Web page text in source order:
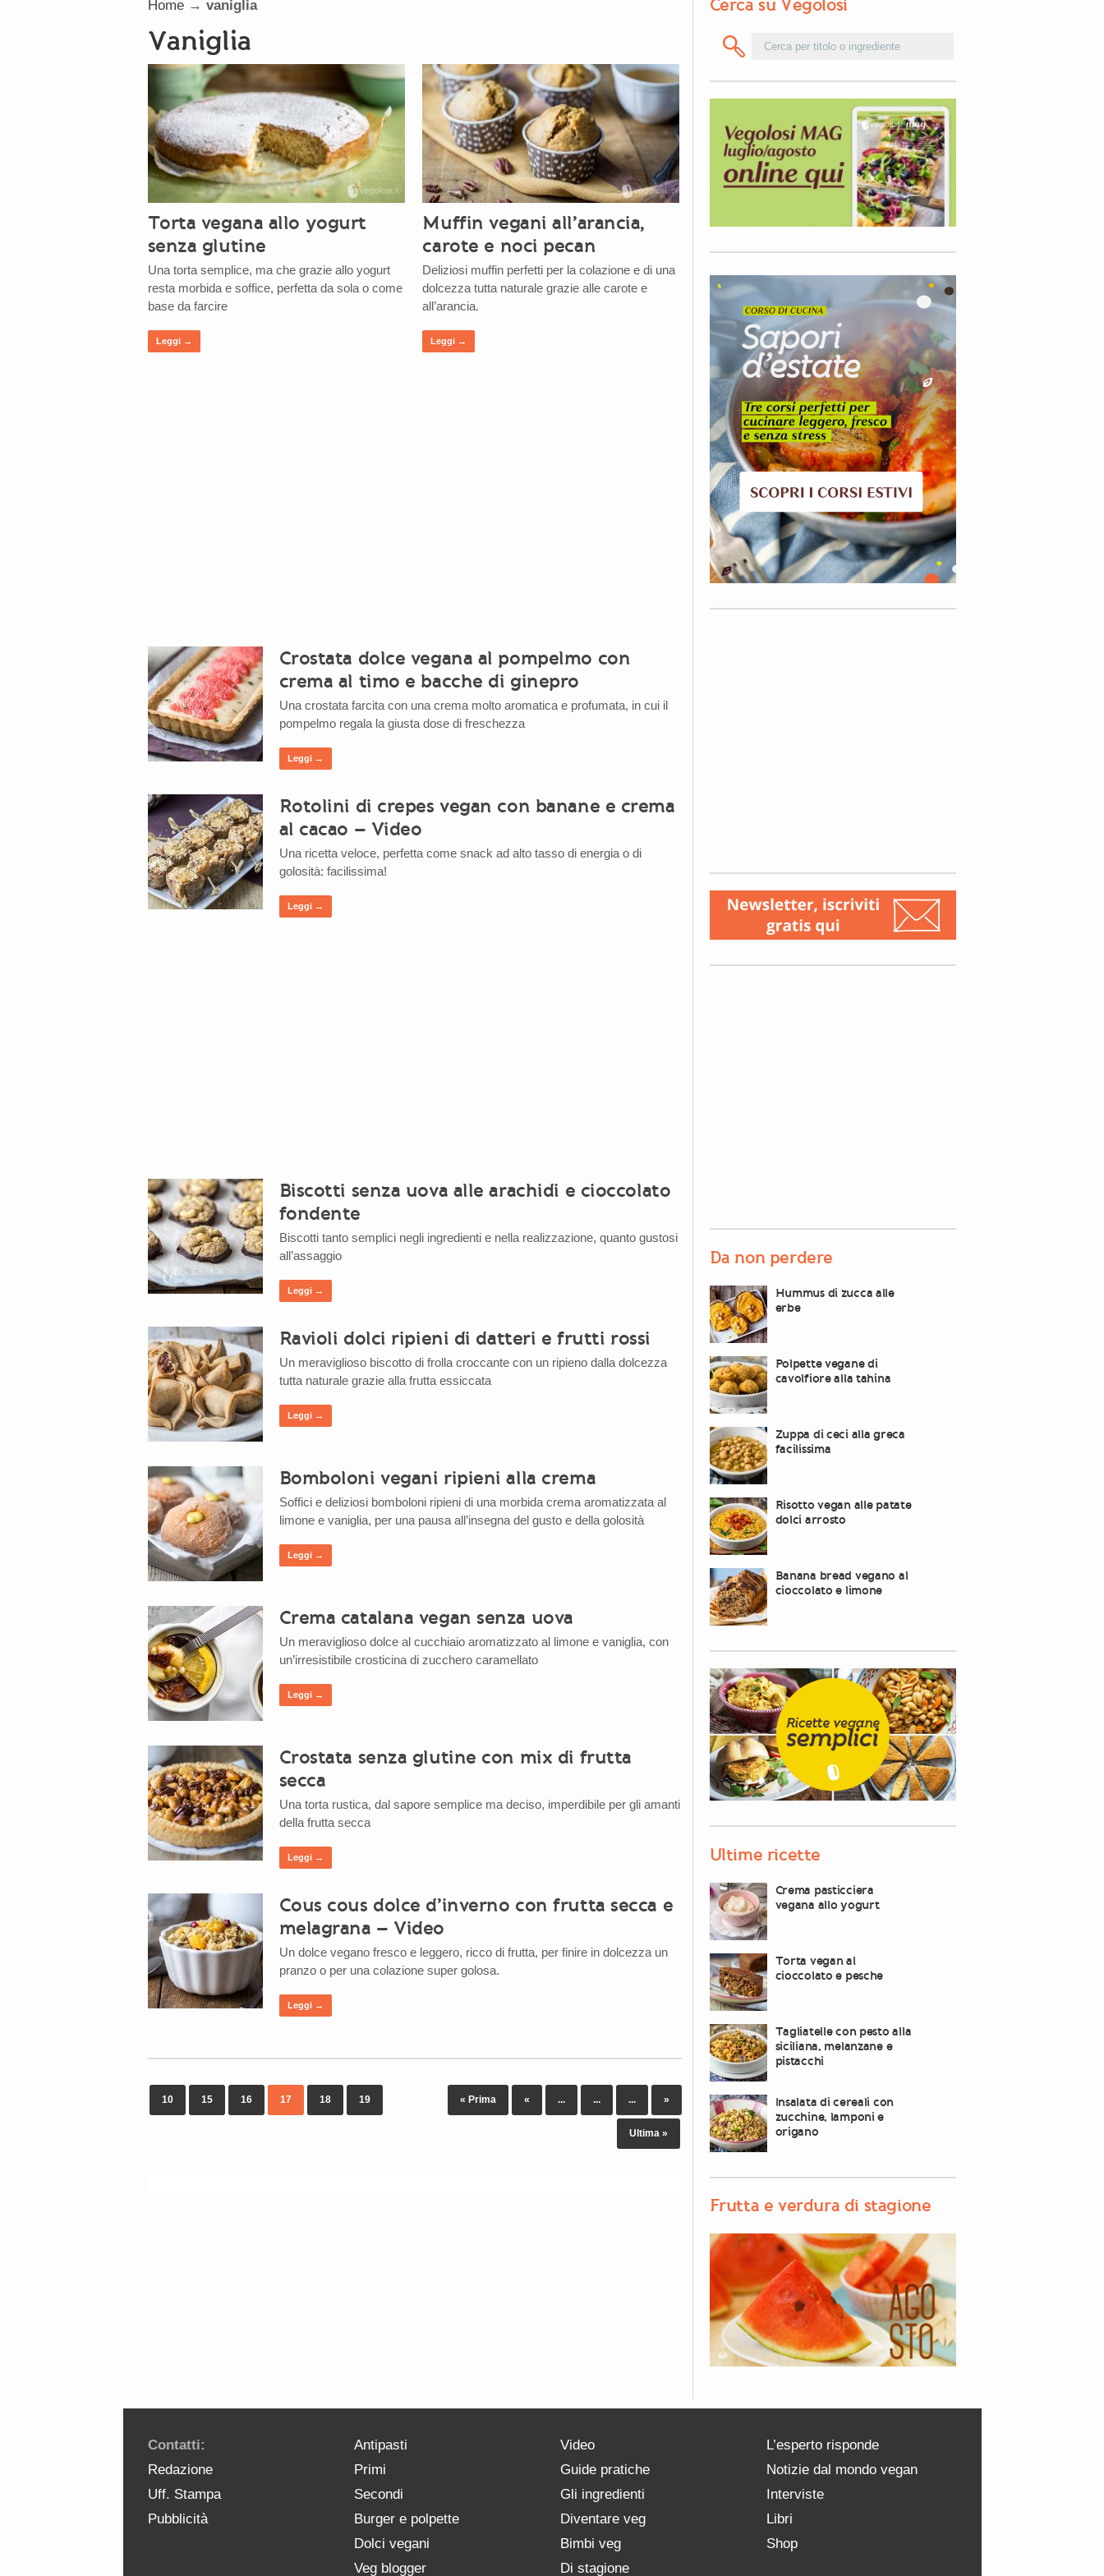
Home→ vaniglia
vaniglia
Torta vegana allo yogurt
senza glutine
Una torta semplice, ma che grazie allo yogurt
resta morbida e soffice, perfetta da sola o come
base da farcire
Leggi →
Muffin vegani all’arancia,
carote e noci pecan
Deliziosi muffin perfetti per la colazione e di una
dolcezza tutta naturale grazie alle carote e
all’arancia.
Leggi →
Crostata dolce vegana al pompelmo con
crema al timo e bacche di ginepro
Una crostata farcita con una crema molto aromatica e profumata, in cui il
pompelmo regala la giusta dose di freschezza
Leggi →
Rotolini di crepes vegan con banane e crema
al cacao – Video
Una ricetta veloce, perfetta come snack ad alto tasso di energia o di
golosità: facilissima!
Leggi →
Biscotti senza uova alle arachidi e cioccolato
fondente
Biscotti tanto semplici negli ingredienti e nella realizzazione, quanto gustosi
all’assaggio
Leggi →
Ravioli dolci ripieni di datteri e frutti rossi
Un meraviglioso biscotto di frolla croccante con un ripieno dalla dolcezza
tutta naturale grazie alla frutta essiccata
Leggi →
Bomboloni vegani ripieni alla crema
Soffici e deliziosi bomboloni ripieni di una morbida crema aromatizzata al
limone e vaniglia, per una pausa all’insegna del gusto e della golosità
Leggi →
Crema catalana vegan senza uova
Un meraviglioso dolce al cucchiaio aromatizzato al limone e vaniglia, con
un’irresistibile crosticina di zucchero caramellato
Leggi →
Crostata senza glutine con mix di frutta
secca
Una torta rustica, dal sapore semplice ma deciso, imperdibile per gli amanti
della frutta secca
Leggi →
Cous cous dolce d’inverno con frutta secca e
melagrana – Video
Un dolce vegano fresco e leggero, ricco di frutta, per finire in dolcezza un
pranzo o per una colazione super golosa.
Leggi →
« Prima « ...
10 ...
15 16 17 18 19 ... »
Ultima »
Cerca su Vegolosi
Da non perdere
Hummus di zucca alle
erbe
Polpette vegane di
cavolfiore alla tahina
Zuppa di ceci alla greca
facilissima
Risotto vegan alle patate
dolci arrosto
Banana bread vegano al
cioccolato e limone
Ultime ricette
Crema pasticciera
vegana allo yogurt
Torta vegan al
cioccolato e pesche
Tagliatelle con pesto alla
siciliana, melanzane e
pistacchi
Insalata di cereali con
zucchine, lamponi e
origano
Frutta e verdura di stagione
Contatti:
Redazione
Uff. Stampa
Pubblicità
Antipasti
Primi
Secondi
Burger e polpette
Dolci vegani
Veg blogger
Video
Guide pratiche
Gli ingredienti
Diventare veg
Bimbi veg
Di stagione
L’esperto risponde
Notizie dal mondo vegan
Interviste
Libri
Shop